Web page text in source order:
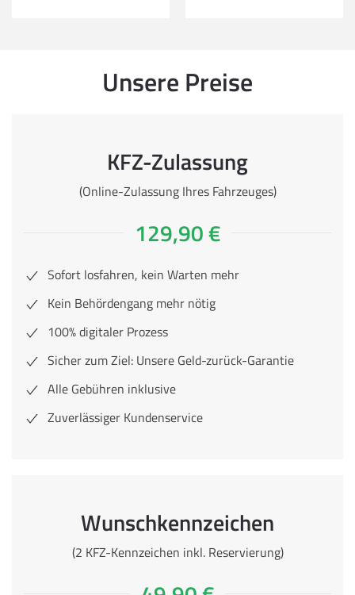
Unsere Preise
KFZ-Zulassung
(Online-Zulassung Ihres Fahrzeuges)
129,90 €
Sofort losfahren, kein Warten mehr
Kein Behördengang mehr nötig
100% digitaler Prozess
Sicher zum Ziel: Unsere Geld-zurück-Garantie
Alle Gebühren inklusive
Zuverlässiger Kundenservice
Wunschkennzeichen
(2 KFZ-Kennzeichen inkl. Reservierung)